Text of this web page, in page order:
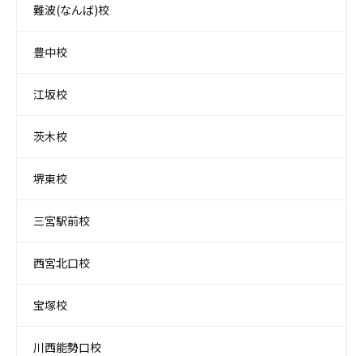
難波(なんば)校
豊中校
江坂校
茨木校
堺東校
三宮駅前校
西宮北口校
宝塚校
川西能勢口校